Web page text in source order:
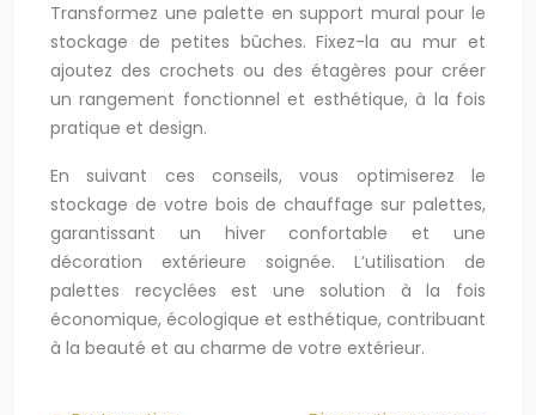
Transformez une palette en support mural pour le
stockage de petites bûches. Fixez-la au mur et
ajoutez des crochets ou des étagères pour créer
un rangement fonctionnel et esthétique, à la fois
pratique et design.
En suivant ces conseils, vous optimiserez le
stockage de votre bois de chauffage sur palettes,
garantissant un hiver confortable et une
décoration extérieure soignée. L’utilisation de
palettes recyclées est une solution à la fois
économique, écologique et esthétique, contribuant
à la beauté et au charme de votre extérieur.